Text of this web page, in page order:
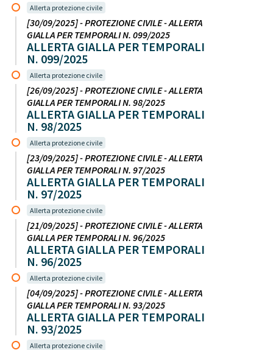
Allerta protezione civile
[30/09/2025] - PROTEZIONE CIVILE - ALLERTA
GIALLA PER TEMPORALI N. 099/2025
ALLERTA GIALLA PER TEMPORALI
N. 099/2025
Allerta protezione civile
[26/09/2025] - PROTEZIONE CIVILE - ALLERTA
GIALLA PER TEMPORALI N. 98/2025
ALLERTA GIALLA PER TEMPORALI
N. 98/2025
Allerta protezione civile
[23/09/2025] - PROTEZIONE CIVILE - ALLERTA
GIALLA PER TEMPORALI N. 97/2025
ALLERTA GIALLA PER TEMPORALI
N. 97/2025
Allerta protezione civile
[21/09/2025] - PROTEZIONE CIVILE - ALLERTA
GIALLA PER TEMPORALI N. 96/2025
ALLERTA GIALLA PER TEMPORALI
N. 96/2025
Allerta protezione civile
[04/09/2025] - PROTEZIONE CIVILE - ALLERTA
GIALLA PER TEMPORALI N. 93/2025
ALLERTA GIALLA PER TEMPORALI
N. 93/2025
Allerta protezione civile